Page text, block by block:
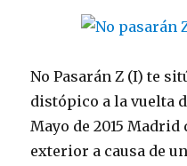
No Pasarán Z (I) te
distópico a la vuelta
Mayo de 2015
exterior a causa de